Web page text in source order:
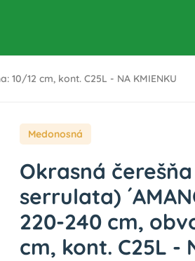
10/12 cm, kont. C25L - NA KMIENKU
Medonosná
Okrasná
serrulata)
220-240 cm,
cm, kont. C25L -